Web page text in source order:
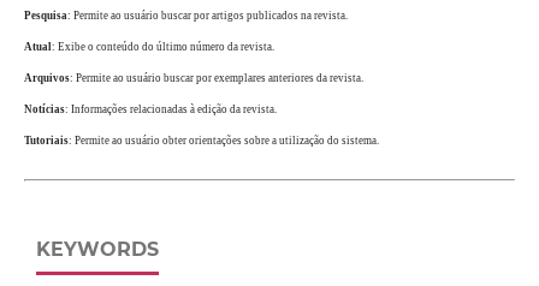
Pesquisa: Permite ao usuário buscar por artigos publicados na revista.
Atual: Exibe o conteúdo do último número da revista.
Arquivos: Permite ao usuário buscar por exemplares anteriores da revista.
Notícias: Informações relacionadas à edição da revista.
Tutoriais: Permite ao usuário obter orientações sobre a utilização do sistema.
KEYWORDS